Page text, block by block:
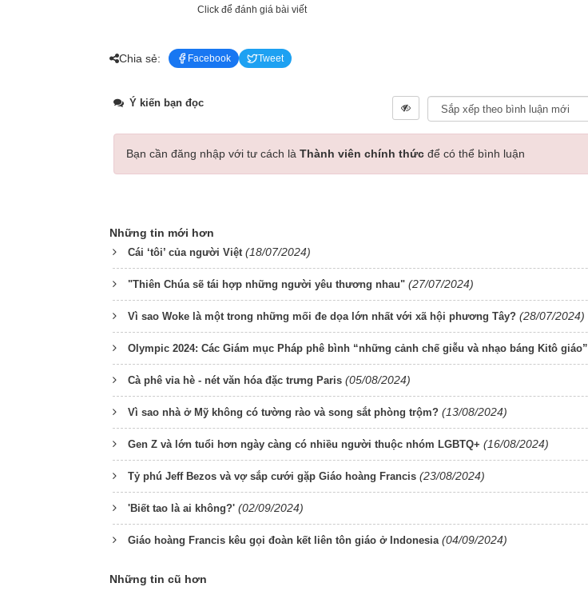
Click để đánh giá bài viết
Chia sẻ: Facebook Tweet
Ý kiến bạn đọc
Bạn cần đăng nhập với tư cách là Thành viên chính thức để có thể bình luận
Những tin mới hơn
Cái ‘tôi’ của người Việt (18/07/2024)
"Thiên Chúa sẽ tái hợp những người yêu thương nhau" (27/07/2024)
Vì sao Woke là một trong những mối đe dọa lớn nhất với xã hội phương Tây? (28/07/2024)
Olympic 2024: Các Giám mục Pháp phê bình “những cảnh chế giễu và nhạo báng Kitô giáo”
Cà phê vỉa hè - nét văn hóa đặc trưng Paris (05/08/2024)
Vì sao nhà ở Mỹ không có tường rào và song sắt phòng trộm? (13/08/2024)
Gen Z và lớn tuổi hơn ngày càng có nhiều người thuộc nhóm LGBTQ+ (16/08/2024)
Tỷ phú Jeff Bezos và vợ sắp cưới gặp Giáo hoàng Francis (23/08/2024)
'Biết tao là ai không?' (02/09/2024)
Giáo hoàng Francis kêu gọi đoàn kết liên tôn giáo ở Indonesia (04/09/2024)
Những tin cũ hơn